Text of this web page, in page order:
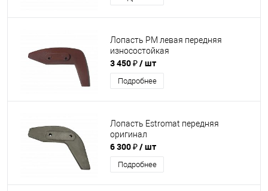
Лопасть PM левая передняя
износостойкая
3 450 ₽/ шт
Подробнее
Лопасть Estromat передняя
оригинал
6 300 ₽/ шт
Подробнее